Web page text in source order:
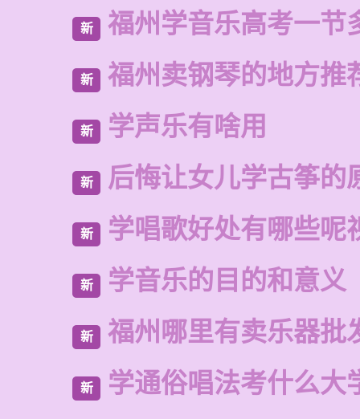
新 福州学音乐高考一节
新 福州卖钢琴的地方推
新 学声乐有啥用
新 后悔让女儿学古筝的
新 学唱歌好处有哪些呢
新 学音乐的目的和意义
新 福州哪里有卖乐器批
新 学通俗唱法考什么大